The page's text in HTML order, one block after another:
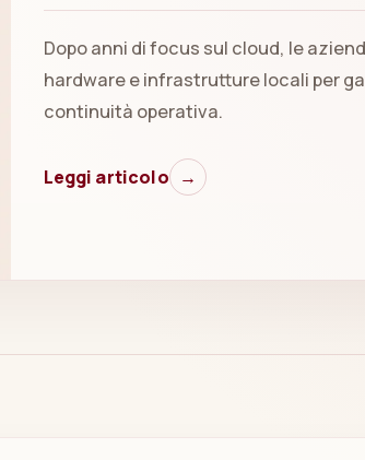
Dopo anni di focus sul cloud, le
hardware e infrastrutture locali per
continuità operativa.
Leggi articolo →